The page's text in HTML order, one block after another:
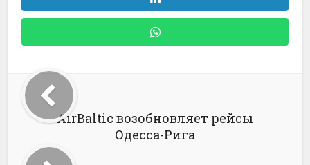
АirBaltic возобновляет рейсы
Одесса-Рига